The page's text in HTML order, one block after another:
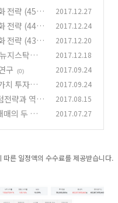
전략 (45) -
2017.12.27
전략 (44) -
2017.12.24
전략 (43) -
2017.12.20
지스탁에서
2017.12.18
구 (0) 2017.09.24
투자전략 2017.09.24
전략과 역모
2017.08.15
의 두 번째
2017.07.27
른 일정액의 수수료를 제공받습니다.